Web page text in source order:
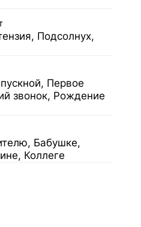
Подсолнух,
Первое
звонок, Рождение
Бабушке,
Коллеге